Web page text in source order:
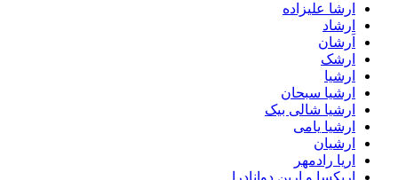
ارشا علیزاده
ارشاد
اَرشان
ارشک
ارشیا
ارشیا سبحان
ارشیا شالی بیک
ارشیا یامی
ارشیان
اریا رادمهر